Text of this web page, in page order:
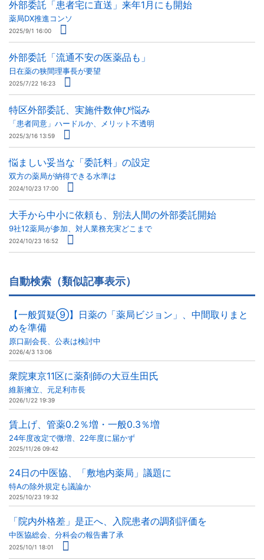
外部委託「患者宅に直送」来年1月にも開始
薬局DX推進コンソ
2025/9/1 16:00
外部委託「流通不安の医薬品も」
日在薬の狭間理事長が要望
2025/7/22 16:23
特区外部委託、実施件数伸び悩み
「患者同意」ハードルか、メリット不透明
2025/3/16 13:59
悩ましい妥当な「委託料」の設定
双方の薬局が納得できる水準は
2024/10/23 17:00
大手から中小に依頼も、別法人間の外部委託開始
9社12薬局が参加、対人業務充実どこまで
2024/10/23 16:52
自動検索（類似記事表示）
【一般質疑⑨】日薬の「薬局ビジョン」、中間取りまと
めを準備
原口副会長、公表は検討中
2026/4/3 13:06
衆院東京11区に薬剤師の大豆生田氏
維新擁立、元足利市長
2026/1/22 19:39
賃上げ、管薬0.2％増・一般0.3％増
24年度改定で微増、22年度に届かず
2025/11/26 09:42
24日の中医協、「敷地内薬局」議題に
特Aの除外規定も議論か
2025/10/23 19:32
「院内外格差」是正へ、入院患者の調剤評価を
中医協総会、分科会の報告書了承
2025/10/1 18:01